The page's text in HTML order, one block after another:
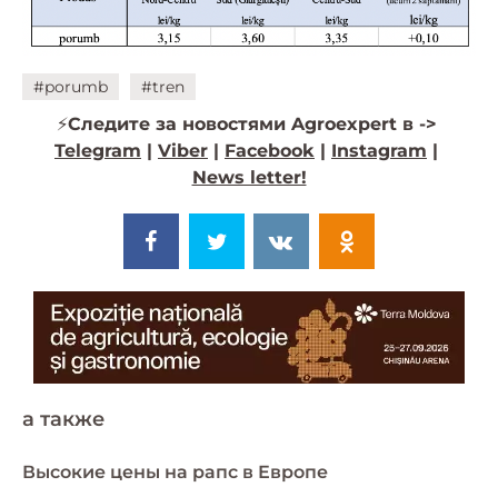
#porumb #tren
⚡️Следите за новостями Agroexpert в ->
Telegram
Viber Facebook Instagram
News letter!
a также
Высокие цены на рапс в Европе